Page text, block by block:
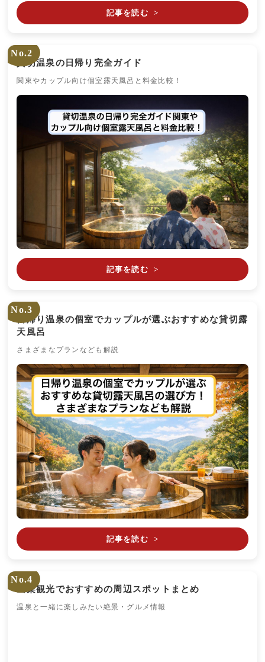
記事を読む >
No.2
貸切温泉の日帰り完全ガイド
関東やカップル向け個室露天風呂と料金比較！
記事を読む >
No.3
日帰り温泉の個室でカップルが選ぶおすすめな貸切露
天風呂
さまざまなプランなども解説
記事を読む >
No.4
山梨観光でおすすめの周辺スポットまとめ
温泉と一緒に楽しみたい絶景・グルメ情報